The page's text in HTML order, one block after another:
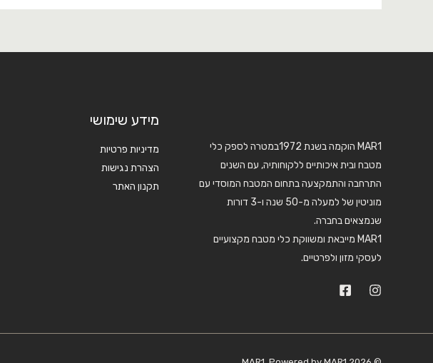
MAR1 הוקמה בשנת 1972במטרה לספק כלי
מטבח ובית איכותיים ללקוחותיה, עם השנים
התרחבה והתמקצעה בתחום המטבח המוסדי עם
מוניטין של למעלה מ-50 שנה ו-3 דורות
שנמצאים בחברה.
MAR1 מייבאת ומשווקת כלי מטבח מקצועיים
לעסקי מזון ולפרטיים.
מידע שימושי
מדיניות פרטיות
הצהרת נגישות
תקנון האתר